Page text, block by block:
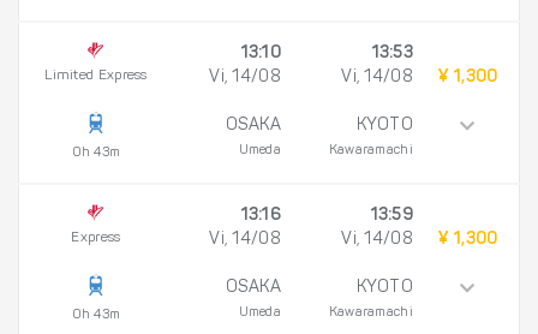
Limited Express
0h 43m
13:10
Vi, 14/08
OSAKA
Umeda
13:53
Vi, 14/08
KYOTO
Kawaramachi
¥ 1,300
Express
0h 43m
13:16
Vi, 14/08
OSAKA
Umeda
13:59
Vi, 14/08
KYOTO
Kawaramachi
¥ 1,300